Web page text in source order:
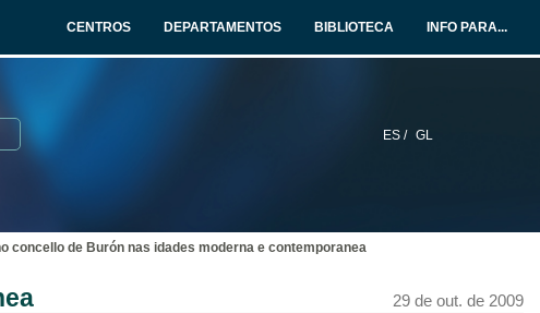
CENTROS DEPARTAMENTOS BIBLIOTECA INFO PARA...
ES / GL
concello de Burón nas idades moderna e contemporanea
29 de out. de 2009